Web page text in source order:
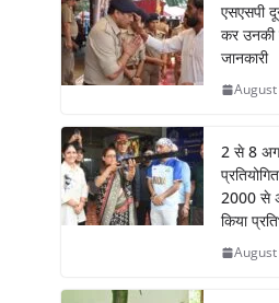
एसएसपी
कर उनकी
जानकारी
2 से 8
2000 से
किया